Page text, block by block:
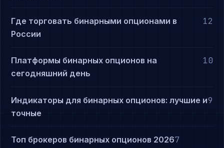
Где торговать бинарными опционами в
России
12
Платформы бинарных опционов на
сегодняшний день
10
Индикаторы для бинарных опционов: лучшие и
точные
9
Топ брокеров бинарных опционов 20267